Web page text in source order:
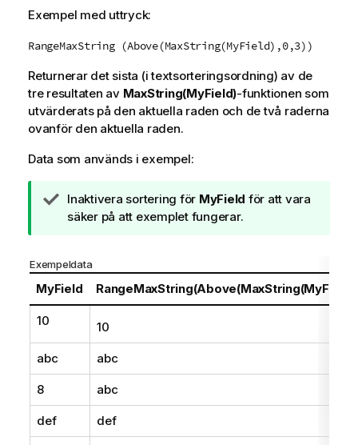
Exempel med uttryck:
RangeMaxString (Above(MaxString(MyField),0,3))
Returnerar det sista (i textsorteringsordning) av de
tre resultaten av MaxString(MyField)-funktionen som
utvärderats på den aktuella raden och de två raderna
ovanför den aktuella raden.
Data som används i exempel:
A
n
c
k
n
n
o
t
Inaktivera sortering för MyField för att vara
säker på att exemplet fungerar.
Exempeldata
MyField
10 10
abc abc
8 abc
def def